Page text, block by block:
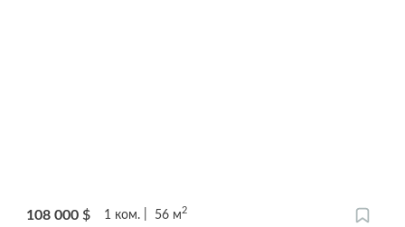
108 000 $ 1 ком. 56 м2